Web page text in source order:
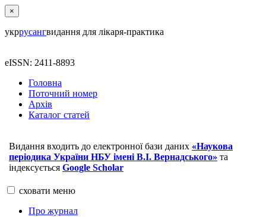
×
укррусангвидання для лікаря-практика
eISSN: 2411-8893
Головна
Поточний номер
Архів
Каталог статей
Видання входить до електронної бази даних «Наукова
періодика України НБУ імені В.І. Вернадського» та
індексується Google Scholar
сховати меню
Про журнал